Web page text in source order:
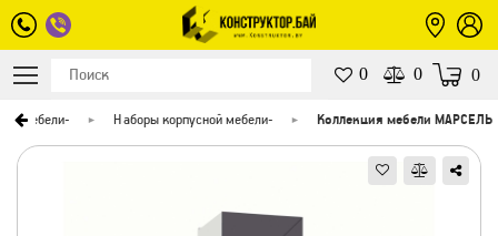
0 0 0
мебели- Наборы корпусной мебели- Коллекция мебели МАРСЕЛЬ